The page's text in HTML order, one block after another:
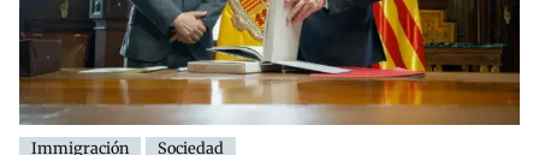
Immigración Sociedad